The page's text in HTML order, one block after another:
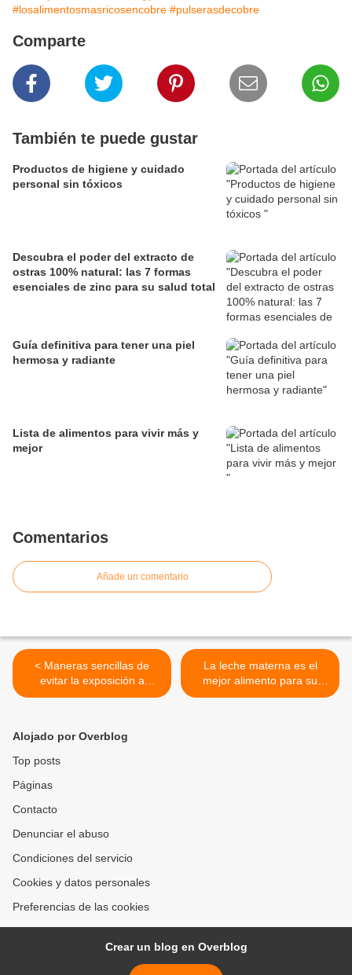
#losalimentosmasricosencobre #pulserasdecobre
Comparte
También te puede gustar
Productos de higiene y cuidado
personal sin tóxicos
Descubra el poder del extracto de
ostras 100% natural: las 7 formas
esenciales de zinc para su salud total
Guía definitiva para tener una piel
hermosa y radiante
Lista de alimentos para vivir más y
mejor
Comentarios
Añade un comentario
< Maneras sencillas de
evitar la exposición a
sustancias químicas que
La leche materna es el
mejor alimento para su
bebé: fortalece el intestino y
Alojado por Overblog
Top posts
Páginas
Contacto
Denunciar el abuso
Condiciones del servicio
Cookies y datos personales
Preferencias de las cookies
Crear un blog en Overblog